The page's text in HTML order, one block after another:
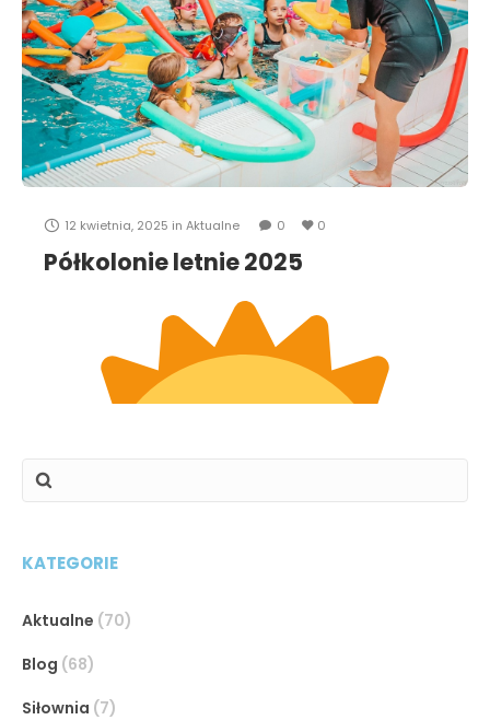
Zakończmy sezon pływacki 2024/2025 wspólnie i
radośnie! To wyjątkowe wydarzenie organizujemy
z myślą o Was – naszych klubowiczach,
maluchach,
12 kwietnia, 2025 in Aktualne 0 0
Półkolonie letnie 2025
KATEGORIE
Aktualne (70)
Blog (68)
Siłownia (7)